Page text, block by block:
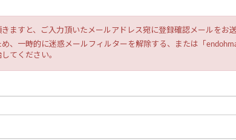
ますと、ご入力頂いたメールアドレス宛に登録確認メールをお送
、一時的に迷惑メールフィルターを解除する、または「
てください。